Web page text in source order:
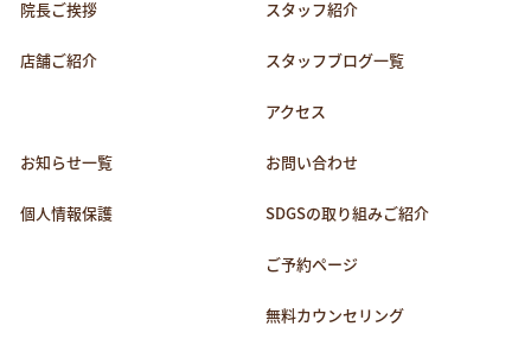
院長ご挨拶
店舗ご紹介
スタッフ紹介
スタッフブログ一覧
アクセス
お知らせ一覧
個人情報保護
お問い合わせ
SDGSの取り組みご紹介
ご予約ページ
無料カウンセリング